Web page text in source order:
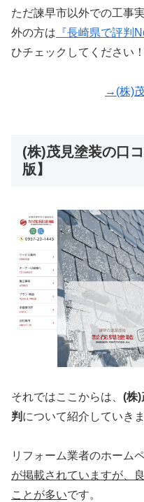
ただ諫早市以外での工事
外の方は 『長崎県で評判
ひチェックしてください！
→(株)
(株)茂見塗装の口
版】
それではここからは、 (株)
判 について紹介していきま
リフォーム業者のホーム
が掲載されていますが、
ことが多いです。